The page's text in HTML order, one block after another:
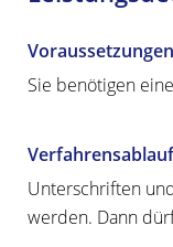
Voraussetzungen
Sie benötigen
Verfahrensablauf
Unterschriften
werden. Dann